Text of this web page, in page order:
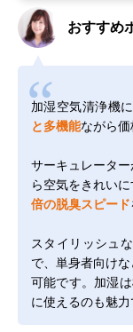
おすすめ
加湿空気清浄機に
と多機能ながら価
サーキュレータ
ら空気をきれいに
倍の脱臭スピード
スタイリッシュ
で、単身者向け
可能です。加湿
に使えるのも魅力